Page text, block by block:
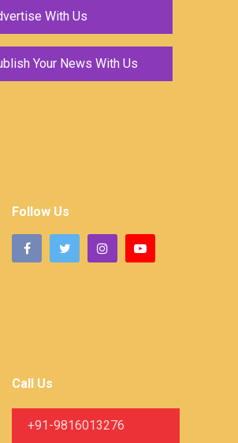
With Us
Your News With Us
Follow Us
Call Us
+91-9816013276